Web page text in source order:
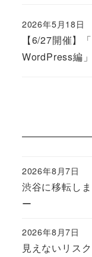
【6/27開催】
WordPress編
Published
2026年5月18日
渋谷に移転し
ー
Published
2026年8月7日
見えないリス
Published
2026年8月7日